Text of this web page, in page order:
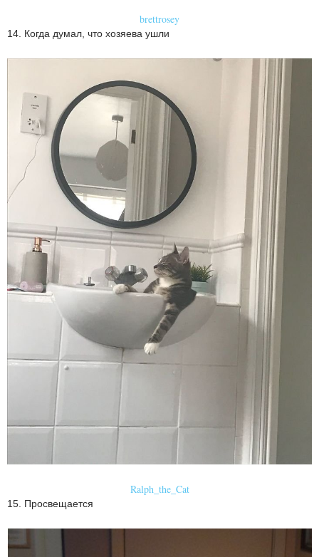
brettrosey
14. Когда думал, что хозяева ушли
Ralph_the_Cat
15. Просвещается